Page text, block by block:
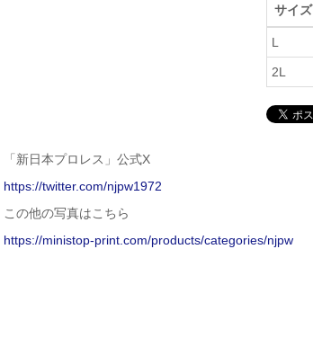
サイズ
L
2L
「新日本プロレス」公式X
https://twitter.com/njpw1972
この他の写真はこちら
https://ministop-print.com/products/categories/njpw